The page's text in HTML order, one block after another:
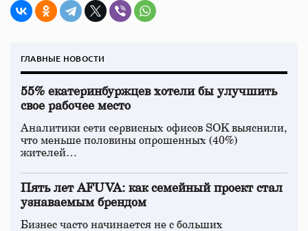
ГЛАВНЫЕ НОВОСТИ
55% екатеринбуржцев хотели бы улучшить
свое рабочее место
Аналитики сети сервисных офисов SOK выяснили,
что меньше половины опрошенных (40%)
жителей…
Пять лет AFUVA: как семейный проект стал
узнаваемым брендом
Бизнес часто начинается не с больших